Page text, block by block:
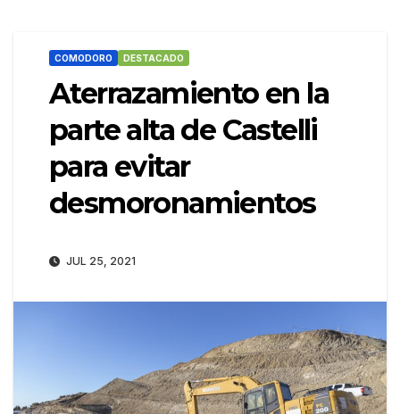
COMODORO DESTACADO
Aterrazamiento en la
parte alta de Castelli
para evitar
desmoronamientos
JUL 25, 2021